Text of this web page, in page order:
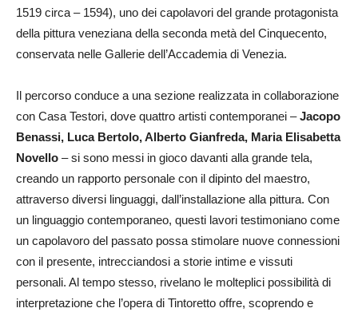
1519 circa – 1594), uno dei capolavori del grande protagonista
della pittura veneziana della seconda metà del Cinquecento,
conservata nelle Gallerie dell’Accademia di Venezia.
Il percorso conduce a una sezione realizzata in collaborazione
con Casa Testori, dove quattro artisti contemporanei –Jacopo
Benassi, Luca Bertolo, Alberto Gianfreda, Maria Elisabetta
Novello – si sono messi in gioco davanti alla grande tela,
creando un rapporto personale con il dipinto del maestro,
attraverso diversi linguaggi, dall’installazione alla pittura. Con
un linguaggio contemporaneo, questi lavori testimoniano come
un capolavoro del passato possa stimolare nuove connessioni
con il presente, intrecciandosi a storie intime e vissuti
personali. Al tempo stesso, rivelano le molteplici possibilità di
interpretazione che l’opera di Tintoretto offre, scoprendo e